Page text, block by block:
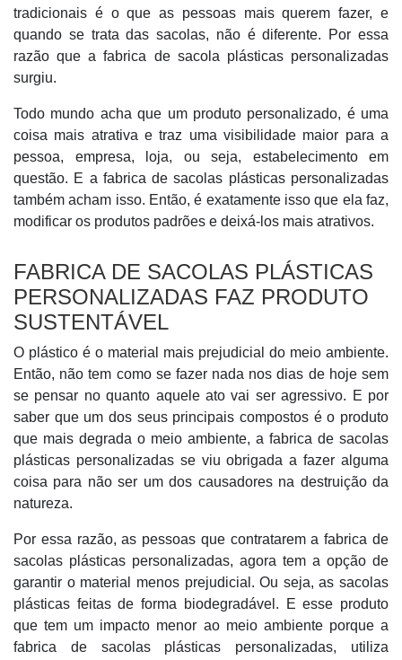
tradicionais é o que as pessoas mais querem fazer, e
quando se trata das sacolas, não é diferente. Por essa
razão que a fabrica de sacola plásticas personalizadas
surgiu.
Todo mundo acha que um produto personalizado, é uma
coisa mais atrativa e traz uma visibilidade maior para a
pessoa, empresa, loja, ou seja, estabelecimento em
questão. E a fabrica de sacolas plásticas personalizadas
também acham isso. Então, é exatamente isso que ela faz,
modificar os produtos padrões e deixá-los mais atrativos.
FABRICA DE SACOLAS PLÁSTICAS
PERSONALIZADAS FAZ PRODUTO
SUSTENTÁVEL
O plástico é o material mais prejudicial do meio ambiente.
Então, não tem como se fazer nada nos dias de hoje sem
se pensar no quanto aquele ato vai ser agressivo. E por
saber que um dos seus principais compostos é o produto
que mais degrada o meio ambiente, a fabrica de sacolas
plásticas personalizadas se viu obrigada a fazer alguma
coisa para não ser um dos causadores na destruição da
natureza.
Por essa razão, as pessoas que contratarem a fabrica de
sacolas plásticas personalizadas, agora tem a opção de
garantir o material menos prejudicial. Ou seja, as sacolas
plásticas feitas de forma biodegradável. E esse produto
que tem um impacto menor ao meio ambiente porque a
fabrica de sacolas plásticas personalizadas, utiliza